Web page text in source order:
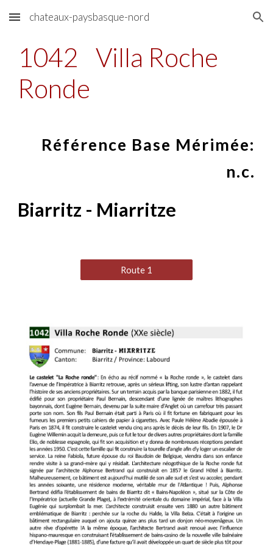
Skip to main content Skip to navigation
chateaux-paysbasque-nord
1042
Villa Roche
Ronde
Référence Base Mérimée:
n.c.
Biarritz - Miarritze
Route 1